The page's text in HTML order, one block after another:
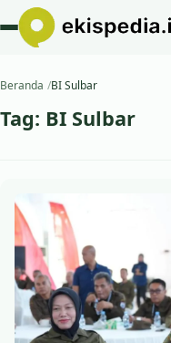
Beranda BI Sulbar
Tag: BI Sulbar